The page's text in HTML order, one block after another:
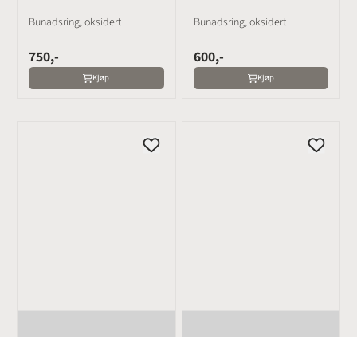
Bunadsring, oksidert
750,-
Kjøp
Bunadsring, oksidert
600,-
Kjøp